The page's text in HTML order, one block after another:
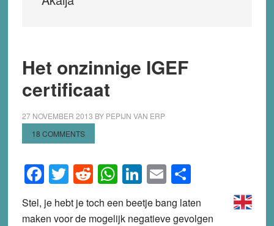
Het onzinnige IGEF
certificaat
27 NOVEMBER 2013 BY PEPIJN VAN ERP
18 COMMENTS
Facebook
Twitter
Reddit
WhatsApp
LinkedIn
EmailShare
Stel, je hebt je toch een beetje bang laten
maken voor de mogelijk negatieve gevolgen